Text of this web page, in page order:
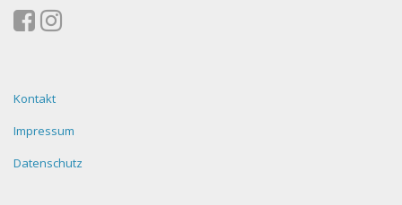
Kontakt
Impressum
Datenschutz